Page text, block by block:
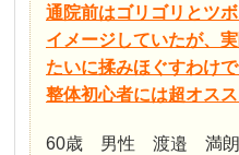
通院前はゴリゴリとツ
イメージしていたが、
たいに揉みほぐすわけ
整体初心者には超オスス
60歳 男性 渡邉 満朗